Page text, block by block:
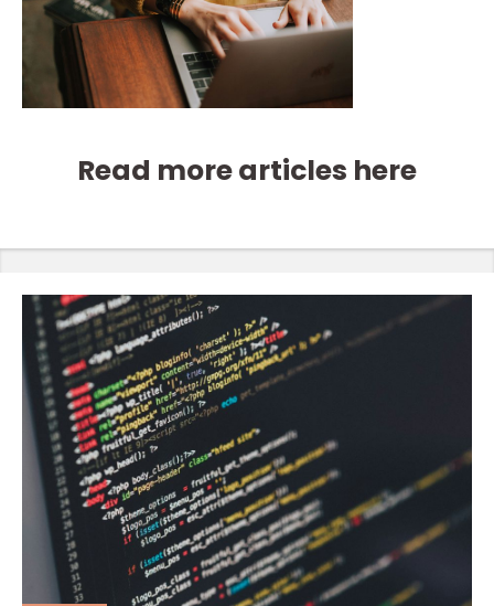
Read more articles here